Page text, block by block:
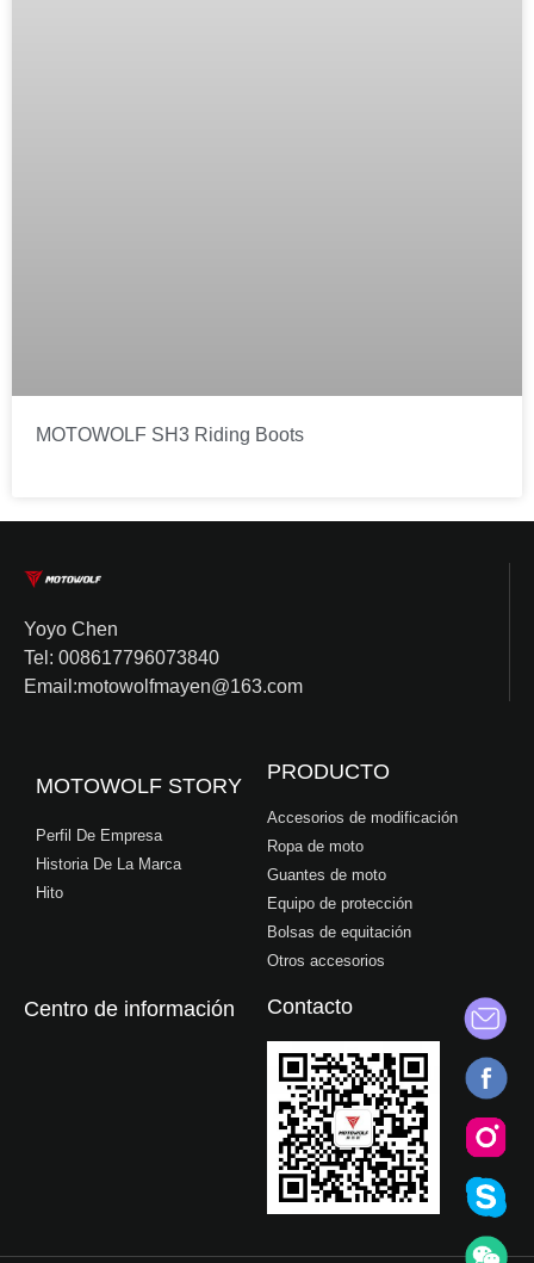
MOTOWOLF SH3 Riding Boots
Yoyo Chen
Tel: 008617796073840
Email:motowolfmayen@163.com
MOTOWOLF STORY
Perfil De Empresa
Historia De La Marca
Hito
PRODUCTO
Accesorios de modificación
Ropa de moto
Guantes de moto
Equipo de protección
Bolsas de equitación
Otros accesorios
Centro de información Contacto